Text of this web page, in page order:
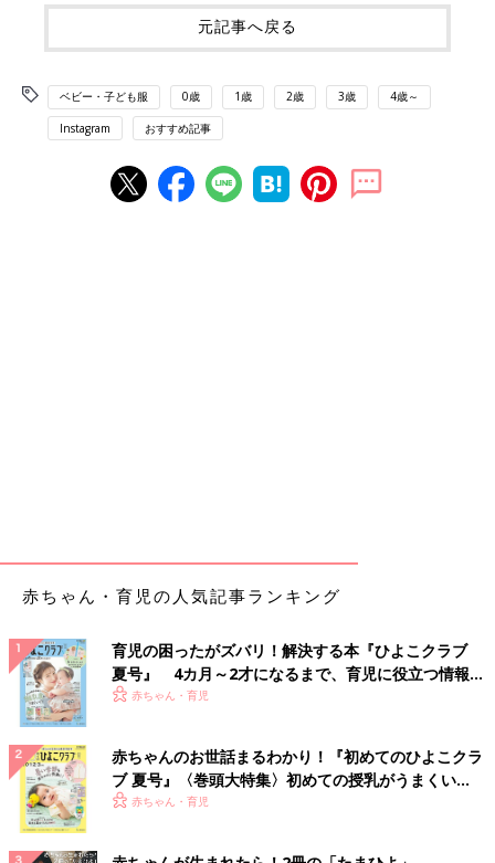
元記事へ戻る
ベビー・子ども服 0歳 1歳 2歳 3歳 4歳～
Instagram おすすめ記事
赤ちゃん・育児の人気記事ランキング
育児の困ったがズバリ！解決する本『ひよこクラブ
夏号』 4カ月～2才になるまで、育児に役立つ情報が
いっぱい！
赤ちゃん・育児
赤ちゃんのお世話まるわかり！『初めてのひよこクラ
ブ 夏号』〈巻頭大特集〉初めての授乳がうまくい
く！ おっぱい・ミルクの基本と夏のトラブル 解決テ
赤ちゃん・育児